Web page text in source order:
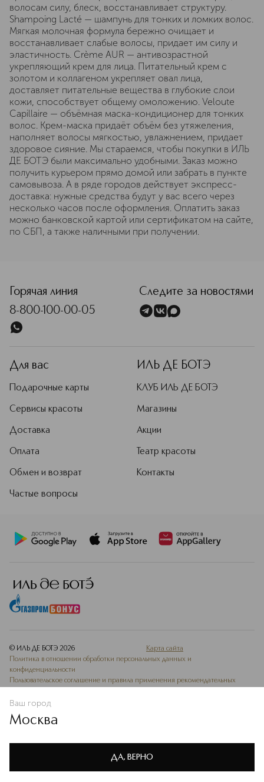
Политике конфиденциальности
волосам силу, блеск, восстанавливает структуру.
Shampoing Lacté — шампунь для тонких и ломких волос.
Мягкая молочная формула бережно очищает и
восстанавливает слабые волосы, придает им силу и
эластичность. Crème AUR — антивозрастной
укрепляющий крем для лица. Питательный крем с
золотом и коллагеном укрепляет овал лица,
доставляет питательные вещества в глубокие слои
кожи, способствует общему омоложению. Veloute
Capillaire — объёмная маска-кондиционер для тонких
волос. Крем-маска придаёт объём без утяжеления,
наполняет волосы мягкостью, увлажнением, придает
здоровое сияние. Мы стараемся, чтобы покупки в ИЛЬ
ДЕ БОТЭ были максимально удобными. Заказ можно
получить курьером прямо домой или забрать в пункте
самовывоза. А в ряде городов действует экспресс-
доставка: нужные средства будут у вас всего через
несколько часов после оформления. Оплатить заказ
можно банковской картой или сертификатом на сайте,
по СБП, а также наличными при получении.
Горячая линия
8-800-100-00-05
Следите за новостями
Для вас
Подарочные карты
Сервисы красоты
Доставка
Оплата
Обмен и возврат
Частые вопросы
ИЛЬ ДЕ БОТЭ
КЛУБ ИЛЬ ДЕ БОТЭ
Магазины
Акции
Театр красоты
Контакты
© ИЛЬ ДЕ БОТЭ 2026
Карта сайта
Политика в отношении обработки персональных данных и
конфиденциальности
Пользовательское соглашение и правила применения рекомендательных
Ведомость СОУТ
Ваш город
Москва
ДА, ВЕРНО